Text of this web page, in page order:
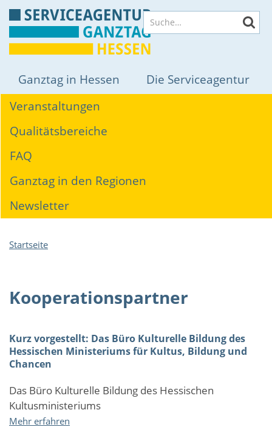
Direkt
zum
Inhalt
Suche
Hauptnavigation
Ganztag in Hessen Die Serviceagentur
Themen
Veranstaltungen
Qualitätsbereiche
FAQ
Ganztag in den Regionen
Newsletter
Pfadnavigation
Startseite
Kooperationspartner
Kurz vorgestellt: Das Büro Kulturelle Bildung des
Hessischen Ministeriums für Kultus, Bildung und
Chancen
Das Büro Kulturelle Bildung des Hessischen
Kultusministeriums
Mehr erfahren